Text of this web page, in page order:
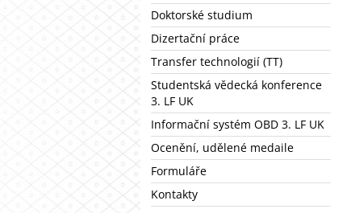
Doktorské studium
Dizertační práce
Transfer technologií (TT)
Studentská vědecká konference
3. LF UK
Informační systém OBD 3. LF UK
Ocenění, udělené medaile
Formuláře
Kontakty